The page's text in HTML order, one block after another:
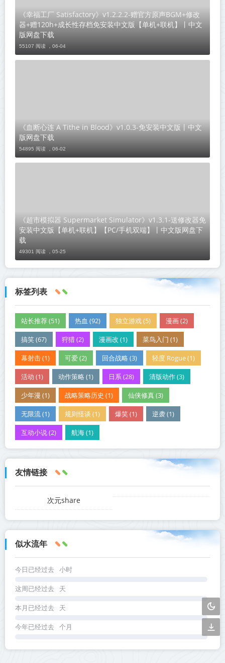
《幸福工厂 Satisfactory》v1.2.2.2-赠官方原声BGM+修改
器+赠120h+成长性存档免安装中文版【单机+联机】丨中文
版网盘下载
55107 阅读 ， 06-04
《血断心连 A Tithe in Blood》v1.0.3-免安装中文版丨中文
版网盘下载
54895 阅读 ， 06-02
《超市模拟器 Supermarket Simulator》v1.3.1-送修改器免
安装中文版【单机+联机】【PC/手机双端】丨中文版网盘下
载
49301 阅读 ， 05-25
标签列表
站长推荐 (51) 热血 (92) 独立游戏 (5) 漫画 (2)
搞笑 (67) 狩猎 (2) 漫画改 (1) 菜鸟入门 (1)
幕射击 (1) 可爱 (2) 回合战略 (3) 轻度 Rogue (1)
活动 (1) 动作策略 (1) 日系 (28) 清版动作 (3)
少年漫 (1) 战略策略历史 (1) 仙侠修真 (3)
无限流 (1) 规则怪谈 (1) 爆笑 (1) 逆袭 (1)
互动小说 (2) 航海 (1)
友情链接
次元share
似水流年
今日已经过去 小时
这周已经过去 天
本月已经过去 天
今年已经过去 个月